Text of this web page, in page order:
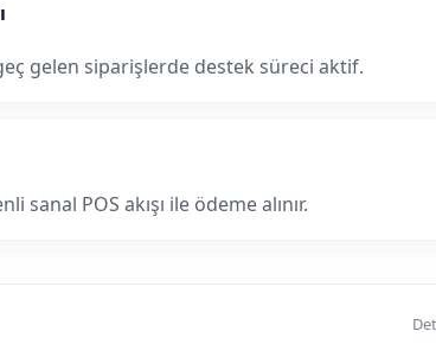
gelen siparişlerde destek süreci aktif.
sanal POS akışı ile ödeme alınır.